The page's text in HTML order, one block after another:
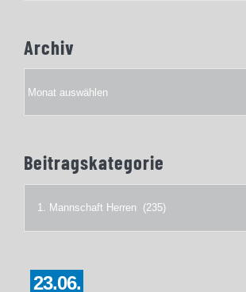
23.06.
Archiv
Beitragskategorie